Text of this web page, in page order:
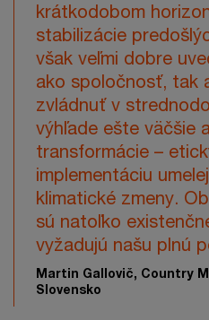
krátkodobom
stabilizácie
však veľmi dobre
ako spoločnosť, tak
zvládnuť v
výhľade ešte väčšie
transformácie –
implementáciu
klimatické zmeny.
sú natoľko
vyžadujú našu plnú
Martin Gallovič, Country
Slovensko